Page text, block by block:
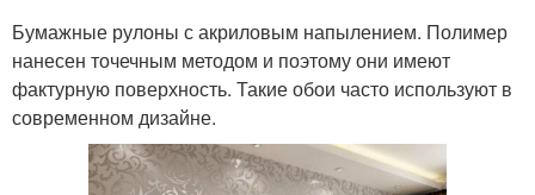
Бумажные рулоны с акриловым напылением. Полимер
нанесен точечным методом и поэтому они имеют
фактурную поверхность. Такие обои часто используют в
современном дизайне.